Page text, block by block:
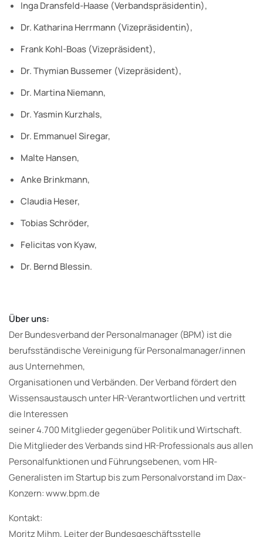
Inga Dransfeld-Haase (Verbandspräsidentin),
Dr. Katharina Herrmann (Vizepräsidentin),
Frank Kohl-Boas (Vizepräsident),
Dr. Thymian Bussemer (Vizepräsident),
Dr. Martina Niemann,
Dr. Yasmin Kurzhals,
Dr. Emmanuel Siregar,
Malte Hansen,
Anke Brinkmann,
Claudia Heser,
Tobias Schröder,
Felicitas von Kyaw,
Dr. Bernd Blessin.
Über uns:
Der Bundesverband der Personalmanager (BPM) ist die
berufsständische Vereinigung für Personalmanager/innen
aus Unternehmen,
Organisationen und Verbänden. Der Verband fördert den
Wissensaustausch unter HR-Verantwortlichen und vertritt
die Interessen
seiner 4.700 Mitglieder gegenüber Politik und Wirtschaft.
Die Mitglieder des Verbands sind HR-Professionals aus allen
Personalfunktionen und Führungsebenen, vom HR-
Generalisten im Startup bis zum Personalvorstand im Dax-
Konzern: www.bpm.de
Kontakt:
Moritz Mihm, Leiter der Bundesgeschäftsstelle